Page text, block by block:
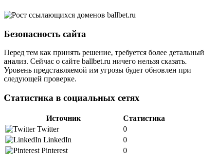
Безопасность сайта
Перед тем как принять решение, требуется более детальный
анализ. Сейчас о сайте ballbet.ru ничего нельзя сказать.
Уровень представляемой им угрозы будет обновлен при
следующей проверке.
Статистика в социальных сетях
Источник
Статистика
Twitter
0
LinkedIn
0
Pinterest
0